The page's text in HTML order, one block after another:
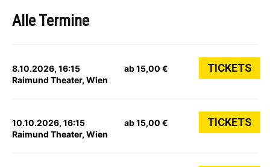
Alle Termine
8.10.2026, 16:15
Raimund Theater, Wien
ab 15,00 € TICKETS
10.10.2026, 16:15
Raimund Theater, Wien
ab 15,00 € TICKETS